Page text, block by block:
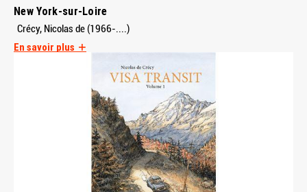
New York-sur-Loire
Crécy, Nicolas de (1966-....)
En savoir plus